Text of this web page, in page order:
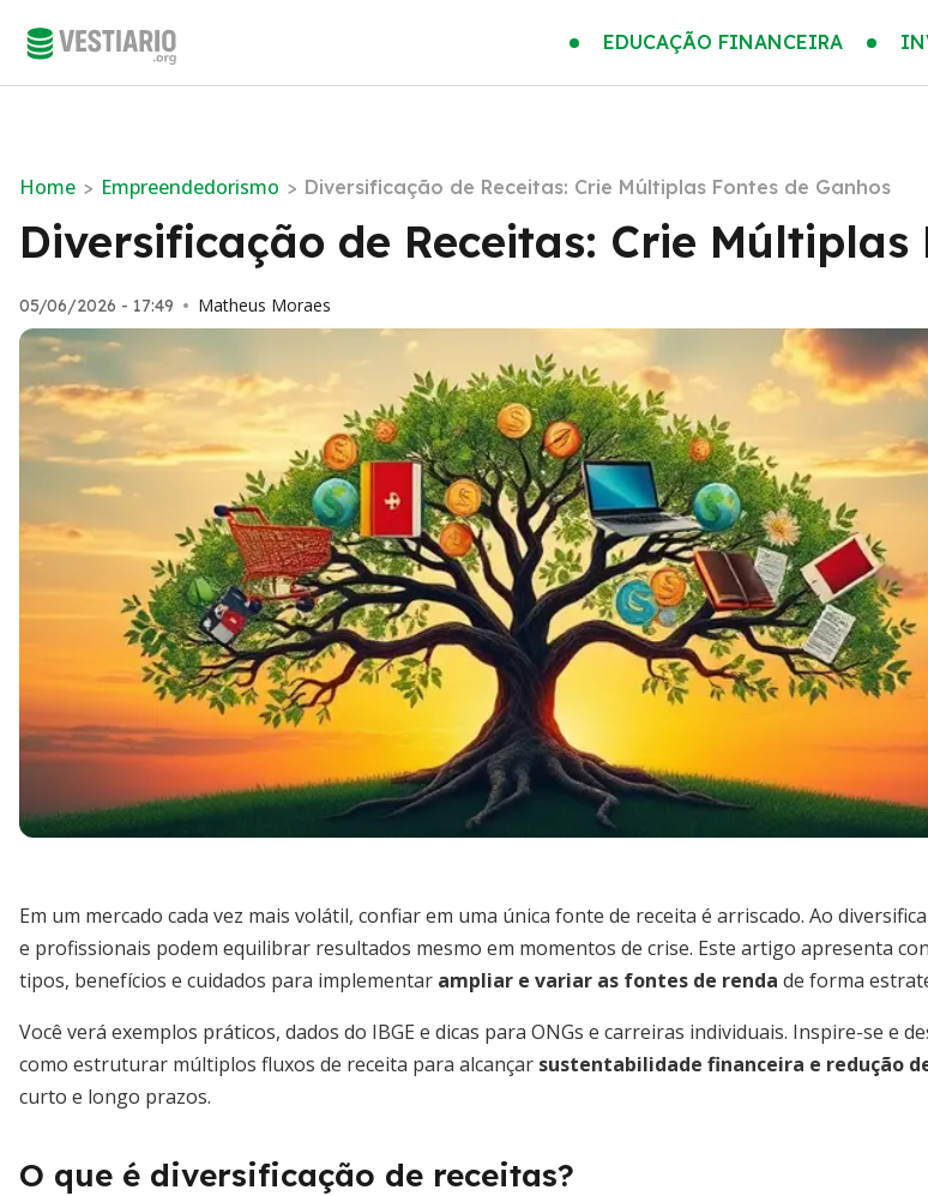
EDUCAÇÃO FINANCEIRA
Home > Empreendedorismo > Diversificação de Receitas: Crie Múltiplas Fontes de Ganhos
Diversificação de Receitas: Crie Múltiplas
05/06/2026 - 17:49 • Matheus Moraes
Em um mercado cada vez mais volátil, confiar em uma única fonte de receita é arriscado. Ao
e profissionais podem equilibrar resultados mesmo em momentos de crise. Este artigo apresenta
tipos, benefícios e cuidados para implementar ampliar e variar as fontes de renda de forma
Você verá exemplos práticos, dados do IBGE e dicas para ONGs e carreiras individuais. Inspire-se e
como estruturar múltiplos fluxos de receita para alcançar sustentabilidade financeira e redução
curto e longo prazos.
O que é diversificação de receitas?